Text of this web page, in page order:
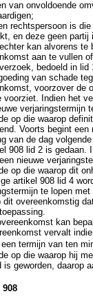
van onvoldoende
rechtspersoon is
en deze geen partij
kan alvorens te
aan te vullen
bedoeld in lid
van schade
voorzover de
voorziet. Indien het
verjaringstermijn
op die waarop
Voorts begint
van de dag
908 lid 2 is gedaan.
nieuwe
op die waarop dit
artikel 908 lid 4
te lopen
dit overeenkomstig
kan
vervalt
een termijn van ten
op die waarop hij
is geworden, daarop